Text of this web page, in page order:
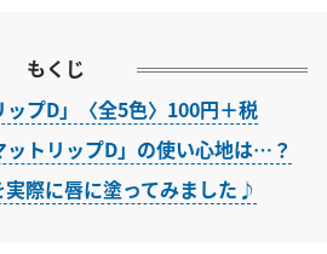
もくじ
プD」〈全5色〉100円＋税
ットリップD」の使い心地は…？
実際に唇に塗ってみました♪